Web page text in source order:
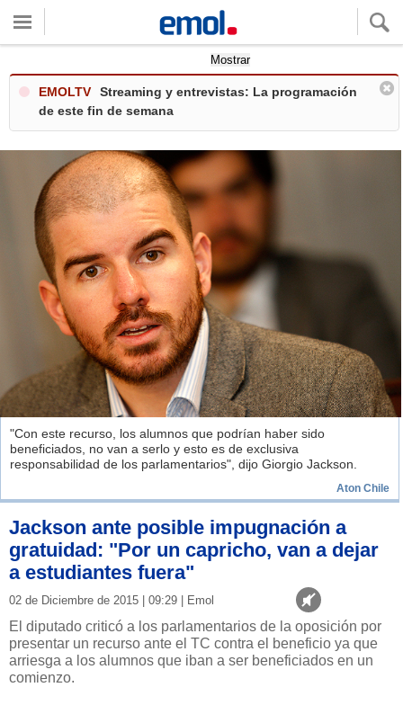
Mostrar
EMOLTV
Streaming y entrevistas: La programación
de este fin de semana
"Con este recurso, los alumnos que podrían haber sido
beneficiados, no van a serlo y esto es de exclusiva
responsabilidad de los parlamentarios", dijo Giorgio Jackson.
Aton Chile
Jackson ante posible impugnación a
gratuidad: "Por un capricho, van a dejar
a estudiantes fuera"
02 de Diciembre de 2015 | 09:29 | Emol
El diputado criticó a los parlamentarios de la oposición por
presentar un recurso ante el TC contra el beneficio ya que
arriesga a los alumnos que iban a ser beneficiados en un
comienzo.